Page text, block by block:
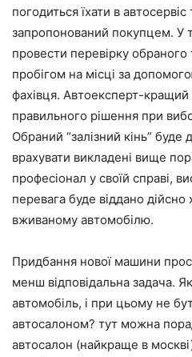
погодиться їхати в
запропонований покупцем. У
провести перевірку
пробігом на місці за
фахівця. Автоексперт-кращий
правильного рішення при
Обраний “залізний кінь”
врахувати викладені вище
професіонал у своїй справі,
перевага буде віддано
вживаному автомобілю.
Придбання нової машини
менш відповідальна задача.
автомобіль, і при цьому не
автосалоном? тут можна
автосалон (найкраще в